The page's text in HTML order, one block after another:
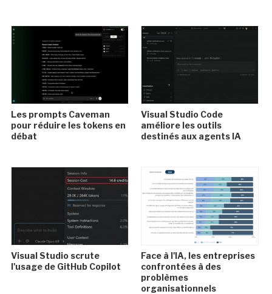
Les prompts Caveman
pour réduire les tokens en
débat
Visual Studio Code
améliore les outils
destinés aux agents IA
Visual Studio scrute
l'usage de GitHub Copilot
Face à l'IA, les entreprises
confrontées à des
problèmes
organisationnels